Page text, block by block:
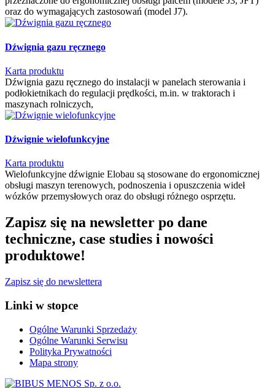
oraz do wymagających zastosowań (model J7).
Dźwignia gazu ręcznego
Karta produktu
Dźwignia gazu ręcznego do instalacji w panelach sterowania i
podłokietnikach do regulacji prędkości, m.in. w traktorach i
maszynach rolniczych,
Dźwignie wielofunkcyjne
Karta produktu
Wielofunkcyjne dźwignie Elobau są stosowane do ergonomicznej
obsługi maszyn terenowych, podnoszenia i opuszczenia wideł
wózków przemysłowych oraz do obsługi różnego osprzętu.
Zapisz się na newsletter po dane
techniczne, case studies i nowości
produktowe!
Zapisz się do newslettera
Linki w stopce
Ogólne Warunki Sprzedaży
Ogólne Warunki Serwisu
Polityka Prywatności
Mapa strony